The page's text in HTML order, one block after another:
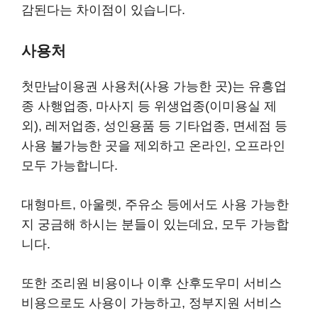
감된다는 차이점이 있습니다.
사용처
첫만남이용권 사용처(사용 가능한 곳)는 유흥업
종 사행업종, 마사지 등 위생업종(이미용실 제
외), 레저업종, 성인용품 등 기타업종, 면세점 등
사용 불가능한 곳을 제외하고 온라인, 오프라인
모두 가능합니다.
대형마트, 아울렛, 주유소 등에서도 사용 가능한
지 궁금해 하시는 분들이 있는데요, 모두 가능합
니다.
또한 조리원 비용이나 이후 산후도우미 서비스
비용으로도 사용이 가능하고, 정부지원 서비스